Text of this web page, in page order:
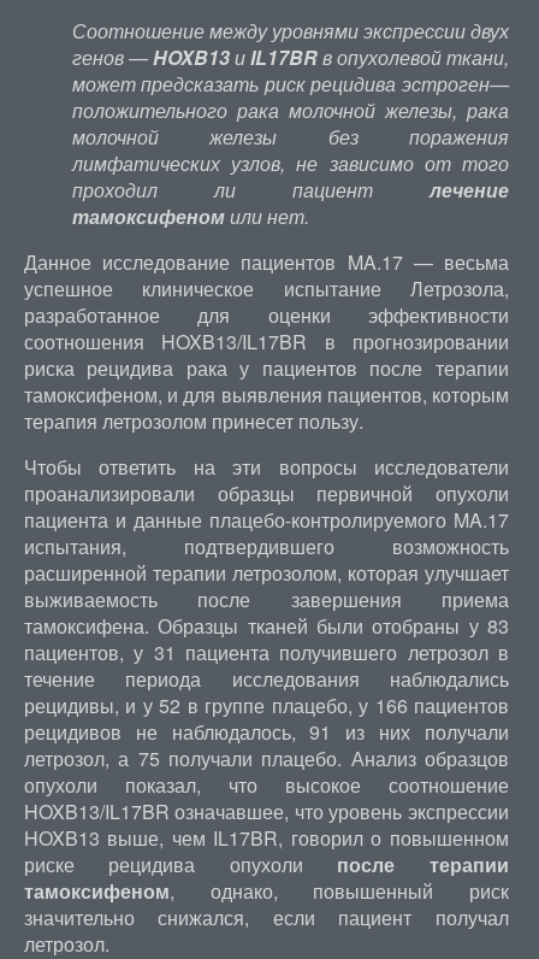
Соотношение между уровнями экспрессии двух
генов —HOXB13иIL17BRв опухолевой ткани,
может предсказать риск рецидива эстроген—
положительного рака молочной железы, рака
молочной железы без поражения
лимфатических узлов, не зависимо от того
проходил ли пациентлечение
тамоксифеномили нет.
Данное исследование пациентов MA.17 — весьма
успешное клиническое испытание Летрозола,
разработанное для оценки эффективности
соотношения HOXB13/IL17BR в прогнозировании
риска рецидива рака у пациентов после терапии
тамоксифеном, и для выявления пациентов, которым
терапия летрозолом принесет пользу.
Чтобы ответить на эти вопросы исследователи
проанализировали образцы первичной опухоли
пациента и данные плацебо-контролируемого MA.17
испытания, подтвердившего возможность
расширенной терапии летрозолом, которая улучшает
выживаемость после завершения приема
тамоксифена. Образцы тканей были отобраны у 83
пациентов, у 31 пациента получившего летрозол в
течение периода исследования наблюдались
рецидивы, и у 52 в группе плацебо, у 166 пациентов
рецидивов не наблюдалось, 91 из них получали
летрозол, а 75 получали плацебо. Анализ образцов
опухоли показал, что высокое соотношение
HOXB13/IL17BR означавшее, что уровень экспрессии
HOXB13 выше, чем IL17BR, говорил о повышенном
риске рецидива опухоли после терапии
тамоксифеном, однако, повышенный риск
значительно снижался, если пациент получал
летрозол.